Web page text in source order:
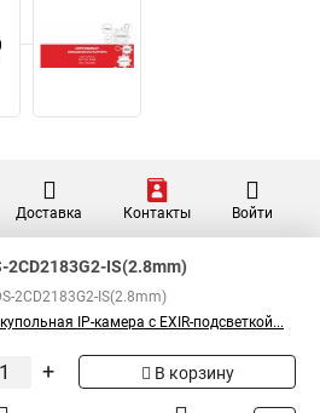
Доставка Контакты Войти
2CD2183G2-IS(2.8mm)
2CD2183G2-IS(2.8mm)
IP-камера с EXIR-подсветкой...
+ В корзину